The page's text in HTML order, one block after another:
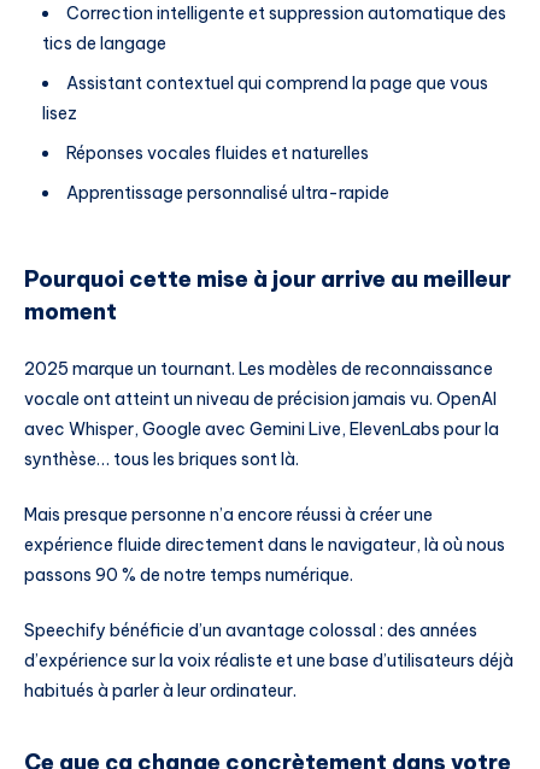
Correction intelligente et suppression automatique des
tics de langage
Assistant contextuel qui comprend la page que vous
lisez
Réponses vocales fluides et naturelles
Apprentissage personnalisé ultra-rapide
Pourquoi cette mise à jour arrive au meilleur
moment
2025 marque un tournant. Les modèles de reconnaissance
vocale ont atteint un niveau de précision jamais vu. OpenAI
avec Whisper, Google avec Gemini Live, ElevenLabs pour la
synthèse… tous les briques sont là.
Mais presque personne n’a encore réussi à créer une
expérience fluide directement dans le navigateur, là où nous
passons 90 % de notre temps numérique.
Speechify bénéficie d’un avantage colossal : des années
d’expérience sur la voix réaliste et une base d’utilisateurs déjà
habitués à parler à leur ordinateur.
Ce que ça change concrètement dans votre